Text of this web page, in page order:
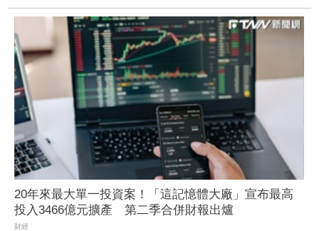
20年來最大單一投資案！「這記憶體大廠」宣布最高
投入3466億元擴產 第二季合併財報出爐
財經